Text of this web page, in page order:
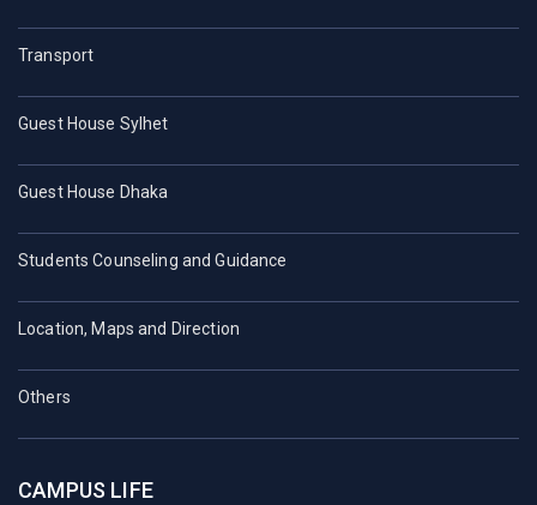
Transport
Guest House Sylhet
Guest House Dhaka
Students Counseling and Guidance
Location, Maps and Direction
Others
CAMPUS LIFE